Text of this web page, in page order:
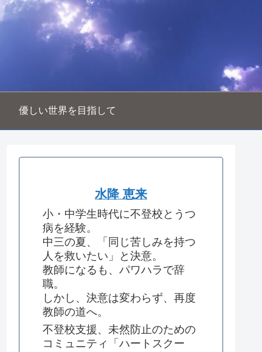
優しい世界を目指して
水降 恵来
小・中学生時代に不登校とうつ
病を経験。
中三の夏、「同じ苦しみを持つ
人を救いたい」と決意。
教師になるも、パワハラで辞
職。
しかし、決意は変わらず、再度
教師の道へ。
不登校支援、未然防止のための
コミュニティ「ハートスクー